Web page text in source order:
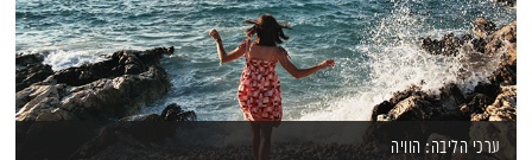
ערכי הליבה: הוויה